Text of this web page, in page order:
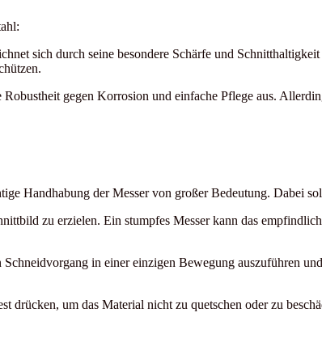
sich durch seine besondere Schärfe und
gegen Korrosion und einfache Pflege aus.
Handhabung der Messer von großer Bedeutung. Dabei
zu erzielen. Ein stumpfes Messer kann das
in einer einzigen Bewegung auszuführen
drücken, um das Material nicht zu quetschen oder zu